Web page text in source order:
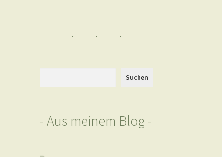
Suchen
- Aus meinem Blog -